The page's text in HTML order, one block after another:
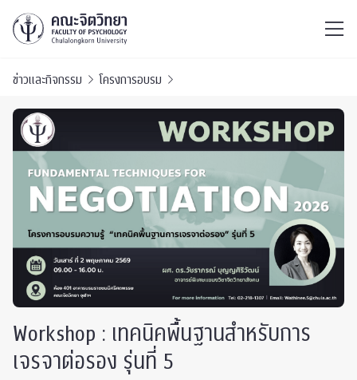
ข่าวและกิจกรรม โครงการอบรม
Workshop : เทคนิคพื้นฐานสำหรับการ
เจรจาต่อรอง รุ่นที่ 5